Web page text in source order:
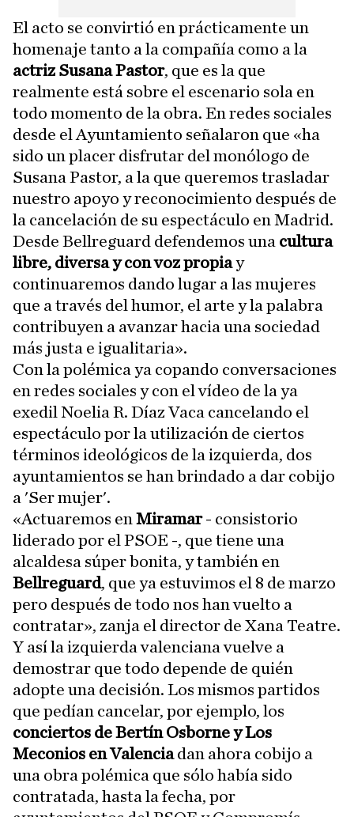
El acto se convirtió en prácticamente un
homenaje tanto a la compañía como a la
actriz Susana Pastor, que es la que
realmente está sobre el escenario sola en
todo momento de la obra. En redes sociales
desde el Ayuntamiento señalaron que «ha
sido un placer disfrutar del monólogo de
Susana Pastor, a la que queremos trasladar
nuestro apoyo y reconocimiento después de
la cancelación de su espectáculo en Madrid.
Desde Bellreguard defendemos una cultura
libre, diversa y con voz propiay
continuaremos dando lugar a las mujeres
que a través del humor, el arte y la palabra
contribuyen a avanzar hacia una sociedad
más justa e igualitaria».
Con la polémica ya copando conversaciones
en redes sociales y con el vídeo de la ya
exedil Noelia R. Díaz Vaca cancelando el
espectáculo por la utilización de ciertos
términos ideológicos de la izquierda, dos
ayuntamientos se han brindado a dar cobijo
a 'Ser mujer'.
«Actuaremos en Miramar- consistorio
liderado por el PSOE -, que tiene una
alcaldesa súper bonita, y también en
Bellreguard, que ya estuvimos el 8 de marzo
pero después de todo nos han vuelto a
contratar», zanja el director de Xana Teatre.
Y así la izquierda valenciana vuelve a
demostrar que todo depende de quién
adopte una decisión. Los mismos partidos
que pedían cancelar, por ejemplo, los
conciertos de Bertín Osborne y Los
Meconios en Valenciadan ahora cobijo a
una obra polémica que sólo había sido
contratada, hasta la fecha, por